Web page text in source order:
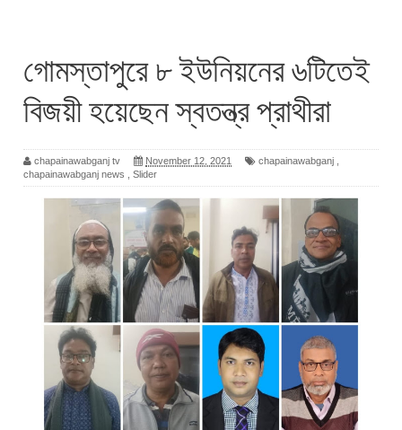
গোমস্তাপুরে ৮ ইউনিয়নের ৬টিতেই
বিজয়ী হয়েছেন স্বতন্ত্র প্রাথীরা
chapainawabganj tv November 12, 2021 chapainawabganj
chapainawabganj news
Slider